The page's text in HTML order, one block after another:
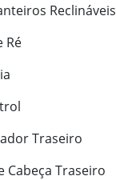
Reclináveis
Ré
Traseiro
Cabeça Traseiro